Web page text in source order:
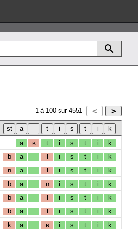
1 à 100 sur 4551
a ʁ t i s t i k
b a l i s t i k
n a l i s t i k
b a n i s t i k
b a l i s t i k
b a l i s t i k
k a ʁ i s t i k